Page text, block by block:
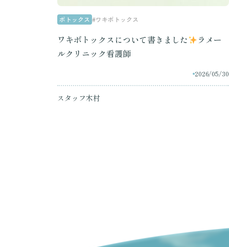
ボトックス #ワキボトックス
ワキボトックスについて書きました
ラメー
ルクリニック看護師
2026/05/30
スタッフ木村